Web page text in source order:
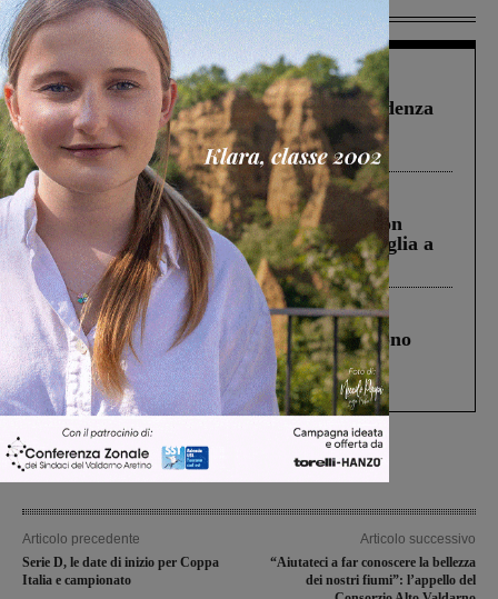
Figline Incisa Valdarno 1 Agosto 2026
Piscina di Figline finanziata oltre la scadenza
Pnrr, il gruppo di Fratelli d’Italia: “Un
ringraziamento al Governo”
Cronaca 3 Agosto 2026
Scomparso da una struttura di Castiglion
Fiorentino l’uomo che aveva ucciso la figlia a
Levane nel 2020
Cronaca 4 Agosto 2026
Un anno fa la strage in A1 in cui morirono
Gianni, Giulia e Franco. Lo schianto, il
processo, lo stop ai sorpassi fra tir....
Articolo precedente
Serie D, le date di inizio per Coppa
Italia e campionato
Articolo successivo
“Aiutateci a far conoscere la bellezza
dei nostri fiumi”: l’appello del